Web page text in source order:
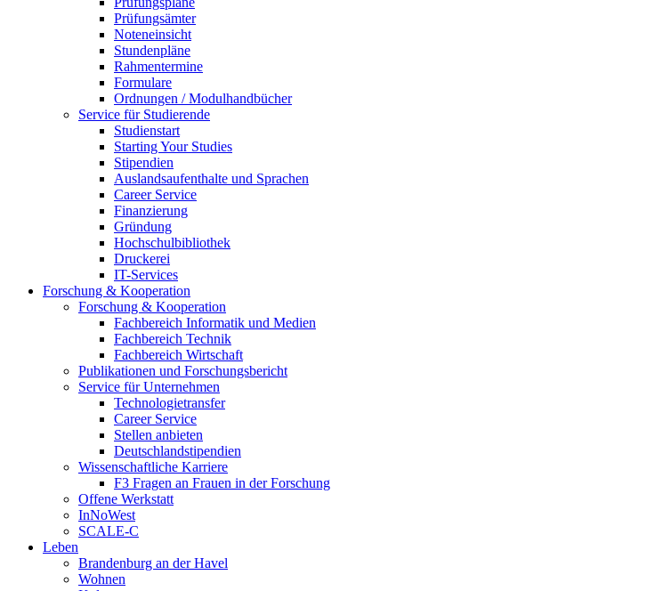
Prüfungsämter
Noteneinsicht
Stundenpläne
Rahmentermine
Formulare
Ordnungen / Modulhandbücher
Service für Studierende
Studienstart
Starting Your Studies
Stipendien
Auslandsaufenthalte und Sprachen
Career Service
Finanzierung
Gründung
Hochschulbibliothek
Druckerei
IT-Services
Forschung & Kooperation
Forschung & Kooperation
Fachbereich Informatik und Medien
Fachbereich Technik
Fachbereich Wirtschaft
Publikationen und Forschungsbericht
Service für Unternehmen
Technologietransfer
Career Service
Stellen anbieten
Deutschlandstipendien
Wissenschaftliche Karriere
F3 Fragen an Frauen in der Forschung
Offene Werkstatt
InNoWest
SCALE-C
Leben
Brandenburg an der Havel
Wohnen